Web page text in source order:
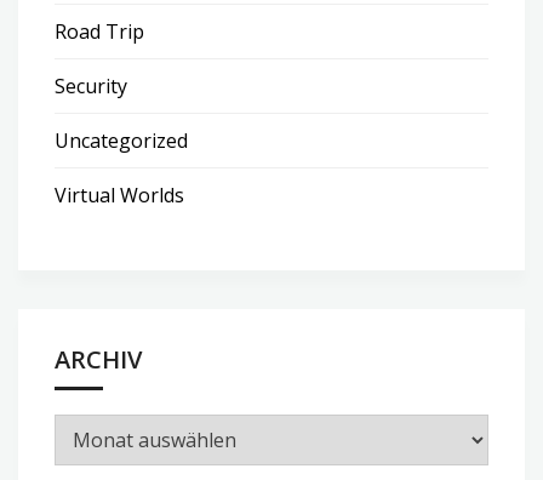
Road Trip
Security
Uncategorized
Virtual Worlds
ARCHIV
Archiv